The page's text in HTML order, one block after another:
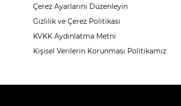
Çerez Ayarlarını Düzenleyin
Gizlilik ve Çerez Politikası
KVKK Aydınlatma Metni
Kişisel Verilerin Korunması Politikamız